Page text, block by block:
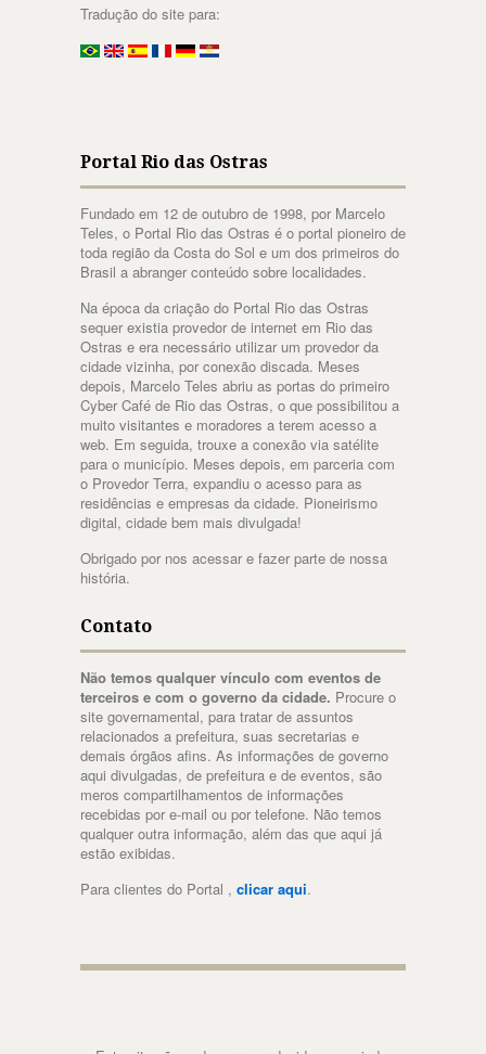
Tradução do site para:
Portal Rio das Ostras
Fundado em 12 de outubro de 1998, por Marcelo
Teles, o Portal Rio das Ostras é o portal pioneiro de
toda região da Costa do Sol e um dos primeiros do
Brasil a abranger conteúdo sobre localidades.
Na época da criação do Portal Rio das Ostras
sequer existia provedor de internet em Rio das
Ostras e era necessário utilizar um provedor da
cidade vizinha, por conexão discada. Meses
depois, Marcelo Teles abriu as portas do primeiro
Cyber Café de Rio das Ostras, o que possibilitou a
muito visitantes e moradores a terem acesso a
web. Em seguida, trouxe a conexão via satélite
para o município. Meses depois, em parceria com
o Provedor Terra, expandiu o acesso para as
residências e empresas da cidade. Pioneirismo
digital, cidade bem mais divulgada!
Obrigado por nos acessar e fazer parte de nossa
história.
Contato
Não temos qualquer vínculo com eventos de
terceiros e com o governo da cidade. Procure o
site governamental, para tratar de assuntos
relacionados a prefeitura, suas secretarias e
demais órgãos afins. As informações de governo
aqui divulgadas, de prefeitura e de eventos, são
meros compartilhamentos de informações
recebidas por e-mail ou por telefone. Não temos
qualquer outra informação, além das que aqui já
estão exibidas.
Para clientes do Portal , clicar aqui.